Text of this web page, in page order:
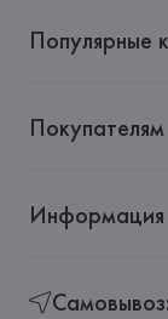
Популярные
Покупателям
Информация